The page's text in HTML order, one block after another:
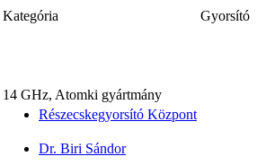
Kategória Gyorsító
14 GHz, Atomki gyártmány
Részecskegyorsító Központ
Dr. Biri Sándor